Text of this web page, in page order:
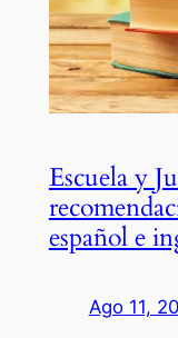
Escuela y
español e
Ago 11,